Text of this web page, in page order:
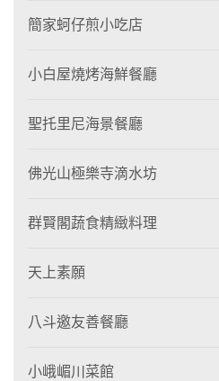
簡家蚵仔煎小吃店
小白屋燒烤海鮮餐廳
聖托里尼海景餐廳
佛光山極樂寺滴水坊
群賢閣蔬食精緻料理
天上素願
八斗邀友善餐廳
小峨嵋川菜館